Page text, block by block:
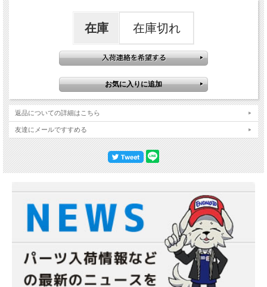
在庫 在庫切れ
返品についての詳細はこちら
友達にメールですすめる